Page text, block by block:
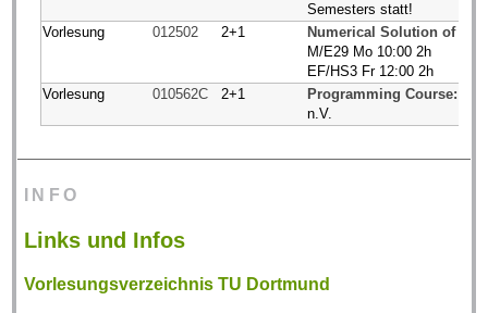
Semesters statt!
Vorlesung
012502 2+1
Numerical Solution of
M/E29 Mo 10:00 2h
EF/HS3 Fr 12:00 2h
Vorlesung
010562C 2+1
Programming Course:
n.V.
INFO
Links und Infos
Vorlesungsverzeichnis TU Dortmund